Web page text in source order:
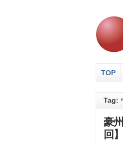
TOP
Tag:
豪
回】